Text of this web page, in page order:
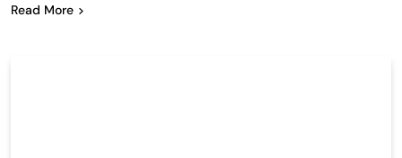
Read More